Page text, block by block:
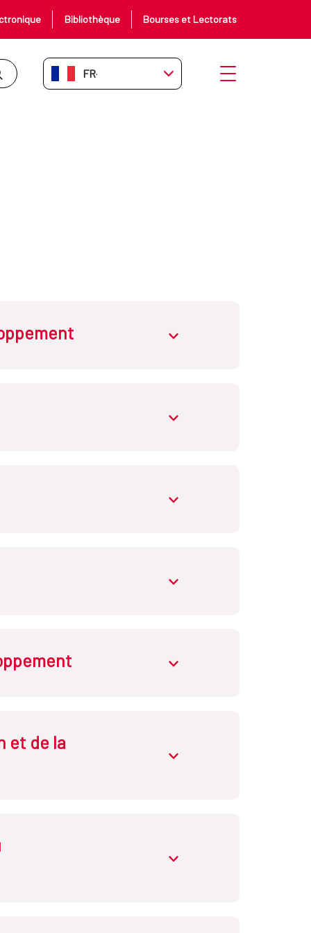
Bibliothèque Bourses et Lectorats
FR-FR Ouvrir le menu
abrir.desplegable
abrir.desplegable
abrir.desplegable
abrir.desplegable
abrir.desplegable
et de la
abrir.desplegable
abrir.desplegable